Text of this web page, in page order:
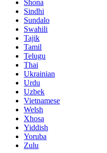
Shona
Sindhi
Sundalo
Swahili
Tajik
Tamil
Telugu
Thai
Ukrainian
Urdu
Uzbek
Vietnamese
Welsh
Xhosa
Yiddish
Yoruba
Zulu